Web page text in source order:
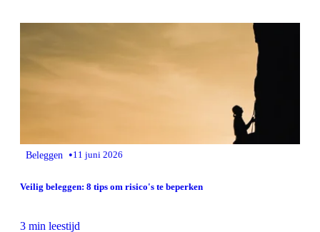
Beleggen •11 juni 2026
Veilig beleggen: 8 tips om risico's te beperken
3 min leestijd